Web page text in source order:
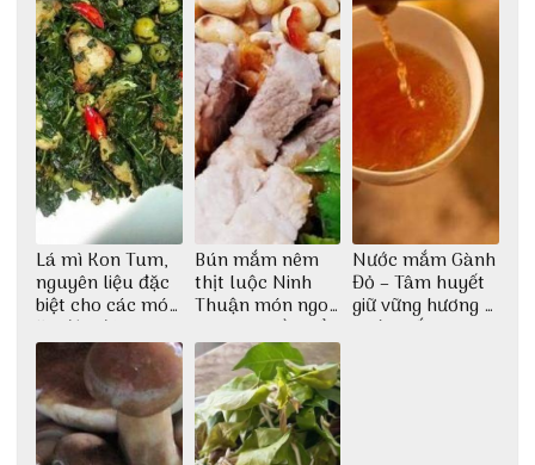
Lá mì Kon Tum,
nguyên liệu đặc
biệt cho các món
ăn độc đáo
Bún mắm nêm
thịt luộc Ninh
Thuận món ngon
dân dã miền biển
Nước mắm Gành
Đỏ – Tâm huyết
giữ vững hương vị
nước mắm sau